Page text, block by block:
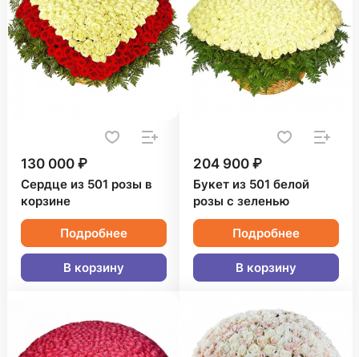
130 000 ₽
Сердце из 501 розы в
корзине
Подробнее
В корзину
204 900 ₽
Букет из 501 белой
розы с зеленью
Подробнее
В корзину